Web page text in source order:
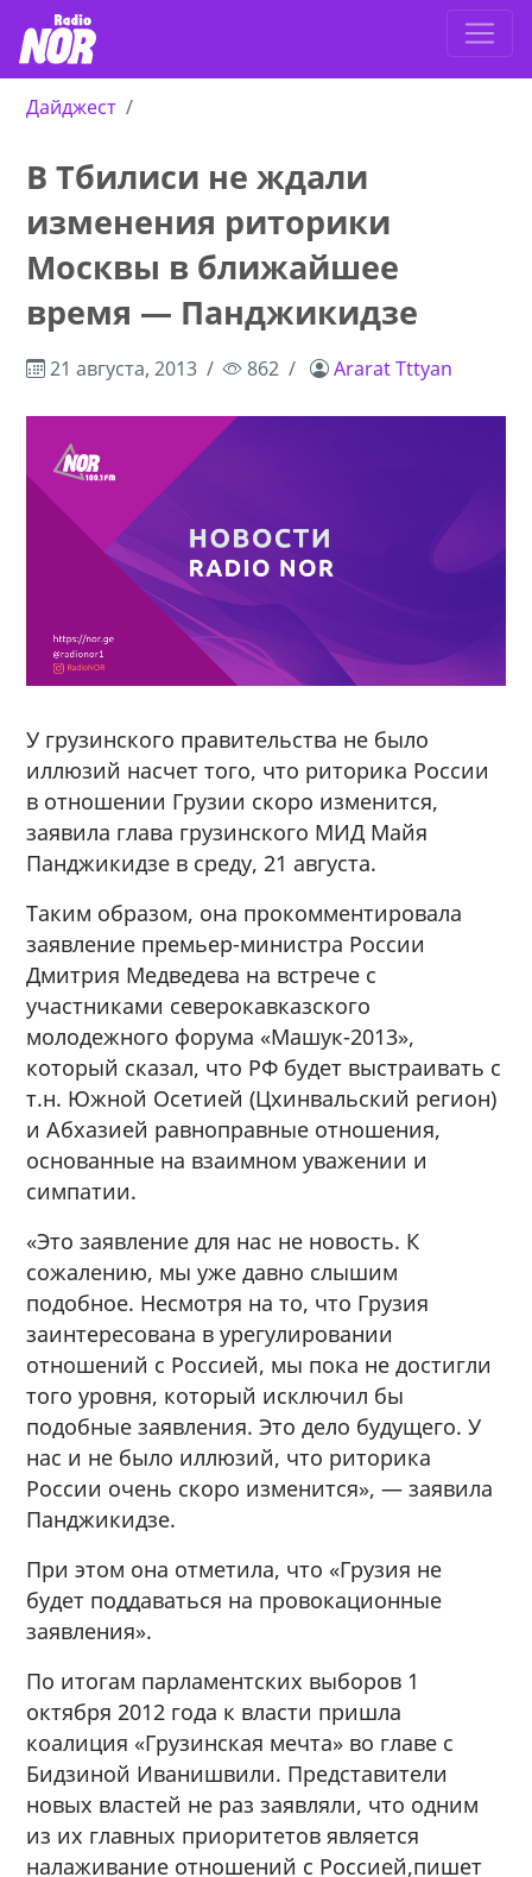
Дайджест
В Тбилиси не ждали
изменения риторики
Москвы в ближайшее
время — Панджикидзе
21 августа, 2013 862 Ararat Tttyan
У грузинского правительства не было
иллюзий насчет того, что риторика России
в отношении Грузии скоро изменится,
заявила глава грузинского МИД Майя
Панджикидзе в среду, 21 августа.
Таким образом, она прокомментировала
заявление премьер-министра России
Дмитрия Медведева на встрече с
участниками северокавказского
молодежного форума «Машук-2013»,
который сказал, что РФ будет выстраивать с
т.н. Южной Осетией (Цхинвальский регион)
и Абхазией равноправные отношения,
основанные на взаимном уважении и
симпатии.
«Это заявление для нас не новость. К
сожалению, мы уже давно слышим
подобное. Несмотря на то, что Грузия
заинтересована в урегулировании
отношений с Россией, мы пока не достигли
того уровня, который исключил бы
подобные заявления. Это дело будущего. У
нас и не было иллюзий, что риторика
России очень скоро изменится», — заявила
Панджикидзе.
При этом она отметила, что «Грузия не
будет поддаваться на провокационные
заявления».
По итогам парламентских выборов 1
октября 2012 года к власти пришла
коалиция «Грузинская мечта» во главе с
Бидзиной Иванишвили. Представители
новых властей не раз заявляли, что одним
из их главных приоритетов является
налаживание отношений с Россией,пишет